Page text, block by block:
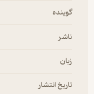
گوینده
ناشر
زبان
تاریخ انتشار